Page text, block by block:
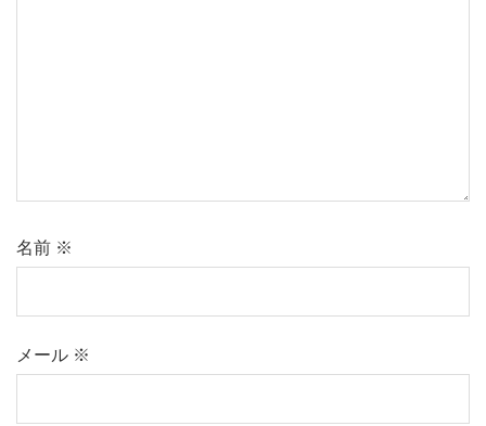
名前 ※
メール ※